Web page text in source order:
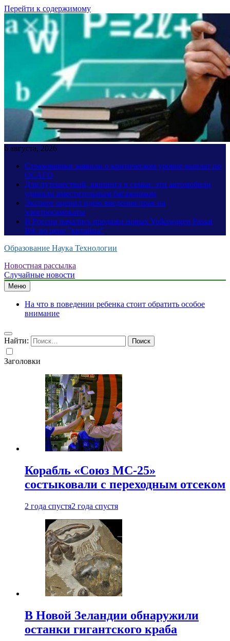
Перейти к содержимому
6 августа, 2026
Страховщики заявили о критическом уровне выплат по
ОСАГО
Для путешествий, шопинга и семьи: эти автомобили
удивили вместительным багажником
Эксперт оценил идею введения прав на
электросамокаты
В России начались продажи новых Volkswagen Passat
B9: по цене “китайца”
Образование Наука Технологии
Новостная рассылка
Случайные новости
Меню
На что в поведении ребенка стоит обратить особое
внимание
Найти:
Заголовки
Корабль «Союз МС-25»
состыковали с переходным отсеком
2 года спустя2 года спустя
В Новой Зеландии обнаружили
останки гигантского краба